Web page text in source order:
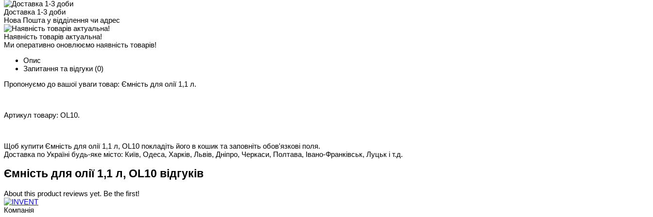
Доставка 1-3 доби
Нова Пошта у відділення чи адрес
Наявність товарів актуальна!
Ми оперативно оновлюємо наявність товарів!
Опис
Запитання та відгуки (0)
Пропонуємо до вашої уваги товар: Ємність для олії 1,1 л.
Артикул товару: OL10.
Щоб купити Ємність для олії 1,1 л, OL10 покладіть його в кошик та заповніть обов'язкові поля.
Доставка по Україні будь-яке місто: Київ, Одеса, Харків, Львів, Дніпро, Черкаси, Полтава, Івано-Франківськ, Луцьк і т.д.
Ємність для олії 1,1 л, OL10 відгуків
About this product reviews yet. Be the first!
Компанія